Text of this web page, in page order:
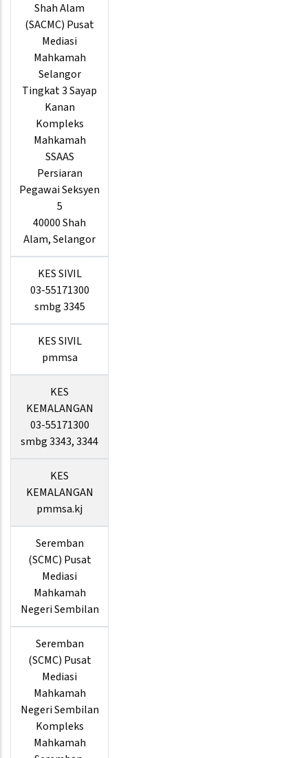
Shah Alam
(SACMC) Pusat
Mediasi
Mahkamah
Selangor
Tingkat 3 Sayap
Kanan
Kompleks
Mahkamah
SSAAS
Persiaran
Pegawai Seksyen
5
40000 Shah
Alam, Selangor
KES SIVIL
03-55171300
smbg 3345
KES SIVIL
pmmsa
KES
KEMALANGAN
03-55171300
smbg 3343, 3344
KES
KEMALANGAN
pmmsa.kj
Seremban
(SCMC) Pusat
Mediasi
Mahkamah
Negeri Sembilan
Seremban
(SCMC) Pusat
Mediasi
Mahkamah
Negeri Sembilan
Kompleks
Mahkamah